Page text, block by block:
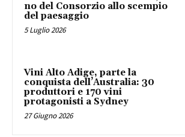
no del Consorzio allo scempio
del paesaggio
5 Luglio 2026
Vini Alto Adige, parte la
conquista dell’Australia: 30
produttori e 170 vini
protagonisti a Sydney
27 Giugno 2026